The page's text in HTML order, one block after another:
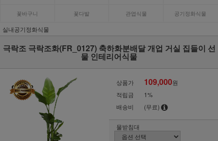
꽃바구니 꽃다발 관엽식물 공기정화식물
실내공기정화식물
극락조 극락조화(FR_0127) 축하화분배달 개업 거실 집들이 선
물 인테리어식물
상품가 109,000원
적립금
1%
배송비
(무료)
물받침대